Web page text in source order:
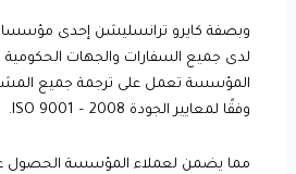
وبصفة كايرو ترانسليشن إحدى
لدى جميع السفارات والجهات
المؤسسة تعمل على ترجمة جميع
وفقًا لمعايير الجودة ISO 9001 – 2008.
مما يضمن لعملاء المؤسسة الحصول